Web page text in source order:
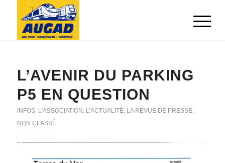
L’AVENIR DU PARKING
P5 EN QUESTION
INFOS, L'ASSOCIATION , L’ACTUALITÉ, LA REVUE DE PRESSE,
NON CLASSÉ